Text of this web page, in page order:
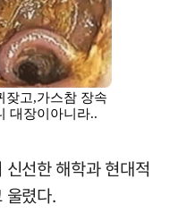
선한 해학과 현대적
울렸다.